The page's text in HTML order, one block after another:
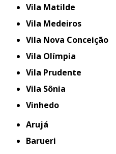
Vila Matilde
Vila Medeiros
Vila Nova Conceição
Vila Olímpia
Vila Prudente
Vila Sônia
Vinhedo
Arujá
Barueri